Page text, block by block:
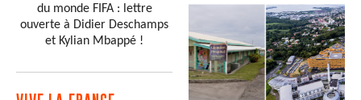
du monde FIFA : lettre
ouverte à Didier Deschamps
et Kylian Mbappé !